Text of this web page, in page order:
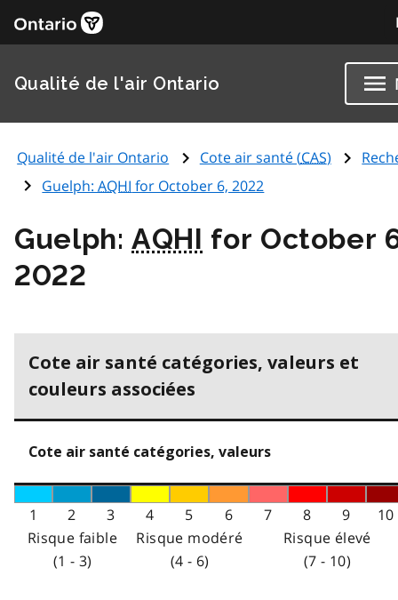
Qualité de l'air Ontario
Qualité de l'air Ontario Cote air santé (CAS)
Guelph:AQHI for October 6, 2022
Guelph:AQHI for October
2022
Cote air santé catégories, valeurs et
couleurs associées
Cote air santé catégories, valeurs
1 2 3 4 5 6 7 8 9
10
Risque faible
(1 - 3)
Risque modéré
(4 - 6)
Risque élevé
(7 - 10)